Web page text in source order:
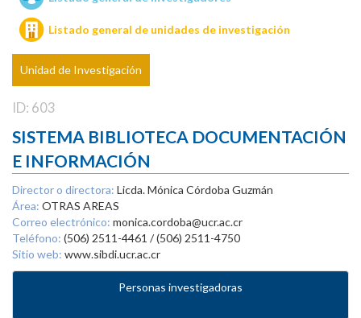
Listado general de unidades de investigación
Unidad de Investigación
ID: 603
SISTEMA BIBLIOTECA DOCUMENTACIÓN
E INFORMACIÓN
Director o directora: Licda. Mónica Córdoba Guzmán
Área: OTRAS AREAS
Correo electrónico: monica.cordoba@ucr.ac.cr
Teléfono: (506) 2511-4461 / (506) 2511-4750
Sitio web: www.sibdi.ucr.ac.cr
Personas investigadoras